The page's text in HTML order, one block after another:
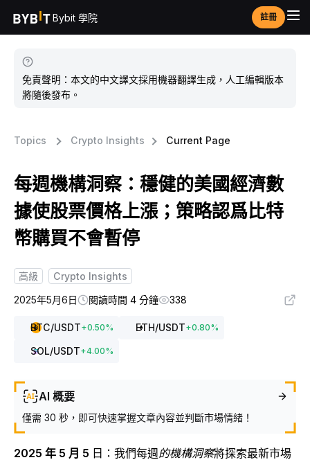
Bybit 學院 註冊
免責聲明：本文的中文譯文採用機器翻譯生成，人工編輯版本
將隨後發布。
Topics Crypto Insights Current Page
每週機構洞察：穩健的美國經濟數
據使股票價格上漲；策略認爲比特
幣購買不會暫停
高級
Crypto Insights
2025年5月6日
閱讀時間 4 分鐘 338
BTC/USDT+0.50% ETH/USDT+0.80%
SOL/USDT+4.00%
AI 概要
僅需 30 秒，即可快速掌握文章內容並判斷市場情緒！
2025 年 5 月 5 日 ：我們每週的機構洞察將探索最新市場